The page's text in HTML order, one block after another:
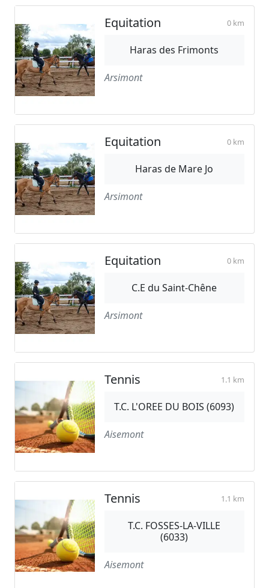
Equitation 0 km
Haras des Frimonts
Arsimont
Equitation 0 km
Haras de Mare Jo
Arsimont
Equitation 0 km
C.E du Saint-Chêne
Arsimont
Tennis 1.1 km
T.C. L'OREE DU BOIS (6093)
Aisemont
Tennis 1.1 km
T.C. FOSSES-LA-VILLE
(6033)
Aisemont